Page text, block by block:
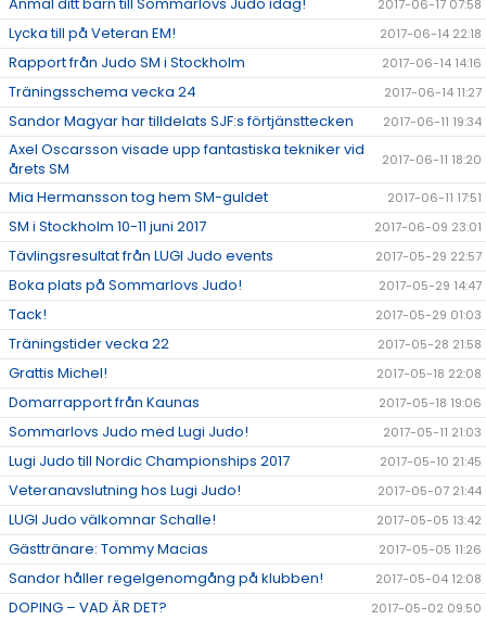
2017-06-17 07:58
Lycka till på Veteran EM! 2017-06-14 22:18
Rapport från Judo SM i Stockholm 2017-06-14 14:16
Träningsschema vecka 24 2017-06-14 11:27
Sandor Magyar har tilldelats SJF:s förtjänsttecken 2017-06-11 19:34
Axel Oscarsson visade upp fantastiska tekniker vid
årets SM
2017-06-11 18:20
Mia Hermansson tog hem SM-guldet 2017-06-11 17:51
SM i Stockholm 10-11 juni 2017 2017-06-09 23:01
Tävlingsresultat från LUGI Judo events 2017-05-29 22:57
Boka plats på Sommarlovs Judo! 2017-05-29 14:47
Tack! 2017-05-29 01:03
Träningstider vecka 22 2017-05-28 21:58
Grattis Michel! 2017-05-18 22:08
Domarrapport från Kaunas 2017-05-18 19:06
Sommarlovs Judo med Lugi Judo! 2017-05-11 21:03
Lugi Judo till Nordic Championships 2017 2017-05-10 21:45
Veteranavslutning hos Lugi Judo! 2017-05-07 21:44
LUGI Judo välkomnar Schalle! 2017-05-05 13:42
Gästtränare: Tommy Macias 2017-05-05 11:26
Sandor håller regelgenomgång på klubben! 2017-05-04 12:08
DOPING – VAD ÄR DET? 2017-05-02 09:50